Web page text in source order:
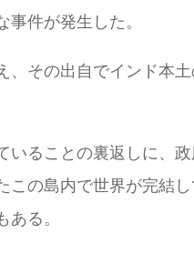
件が発生した。
その出自でインド本
ることの裏返しに、
の島内で世界が完結
る。